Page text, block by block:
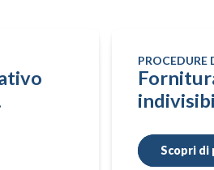
PROCEDURE
Scopri di